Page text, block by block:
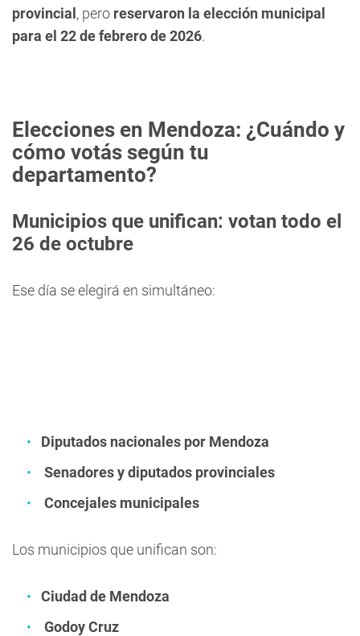
provincial , pero reservaron la elección municipal
para el 22 de febrero de 2026.
Elecciones en Mendoza: ¿Cuándo y
cómo votás según tu
departamento?
Municipios que unifican: votan todo el
26 de octubre
Ese día se elegirá en simultáneo:
Diputados nacionales por Mendoza
Senadores y diputados provinciales
Concejales municipales
Los municipios que unifican son:
Ciudad de Mendoza
Godoy Cruz